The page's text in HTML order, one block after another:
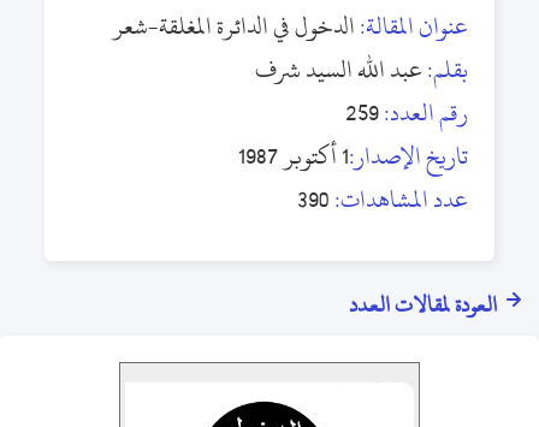
عنوان المقالة:الدخول في الدائرة المغلقة-شعر
بقلم:عبد الله السيد شرف
رقم العدد:259
تاريخ الإصدار:1 أكتوبر 1987
عدد المشاهدات:390
العودة لمقالات العدد